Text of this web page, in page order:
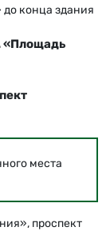
конца здания
«Площадь
места
проспект